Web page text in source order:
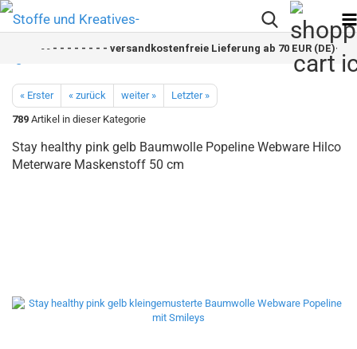
- - - - - - - - versandkostenfreie Lieferung ab 70 EUR (DE)- -
« Erster « zurück weiter »
Letzter »
789 Artikel in dieser Kategorie
Stay healthy pink gelb Baumwolle Popeline Webware Hilco
Meterware Maskenstoff 50 cm